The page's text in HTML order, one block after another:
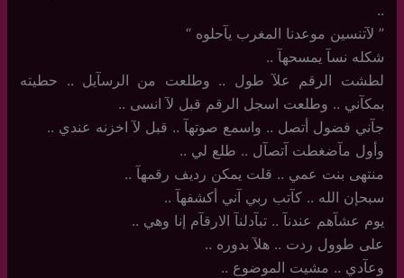
..
‏”‏ لآتنسين موعدنا المغرب يآحلوه “
شكله نسآ يمسحهآ ..
لطشت الرقم علآ طول .. وطلعت من الرسآيل .. حطيته
بمكآني .. وطلعت اسجل الرقم قبل لآ انسى ..
جآني فضول أتصل .. واسمع صوتهآ .. قبل لآ اخزنه عندي ..
وأول مآضغطت آتصآل .. طلع لي ..
منتهى بنت عمي .. قلت يمكن رديف رقمهآ ..
سبحإن الله .. كآتب ربي آني أكشفهآ ..
يوم عشآهم عندنآ .. تبآدلنآ الارقآم إنا وهي ..
على طوول ردت .. هلآ بدوره ..
وعآدي .. مشيت الموضوع ..